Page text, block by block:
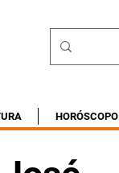
HORÓSCOPO